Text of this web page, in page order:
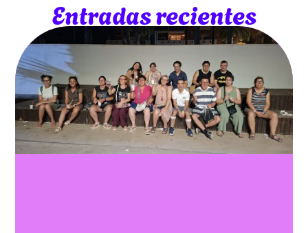
Entradas recientes